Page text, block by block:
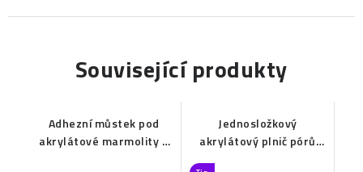
Související produkty
Adhezní můstek pod
akrylátové marmolity a
Jednosložkový
akrylátový plnič pórů